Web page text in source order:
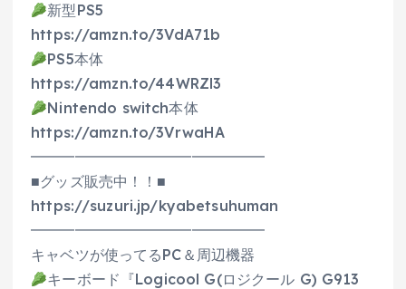
新型PS5
https://amzn.to/3VdA71b
PS5本体
https://amzn.to/44WRZl3
Nintendo switch本体
https://amzn.to/3VrwaHA
━━━━━━━━━━━━━━━━
■グッズ販売中！！■
https://suzuri.jp/kyabetsuhuman
━━━━━━━━━━━━━━━━
キャベツが使ってるPC＆周辺機器
キーボード『Logicool G(ロジクール G) G913